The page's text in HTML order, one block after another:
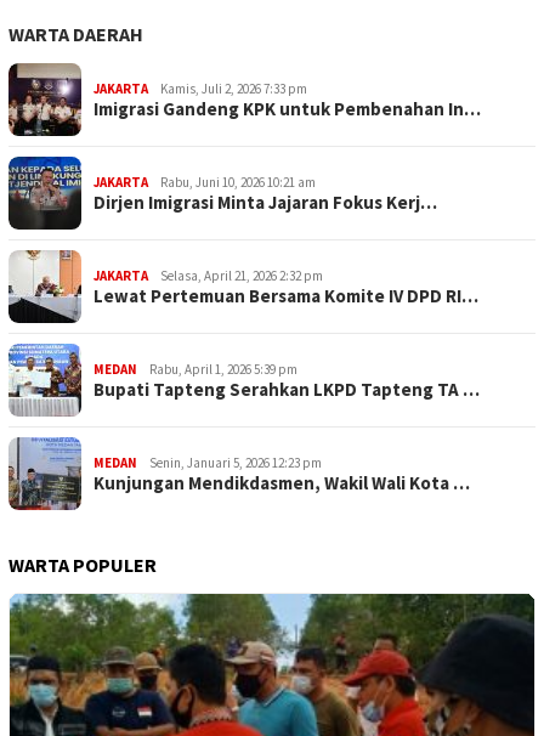
WARTA DAERAH
JAKARTA Kamis, Juli 2, 2026 7:33 pm
Imigrasi Gandeng KPK untuk Pembenahan In…
JAKARTA Rabu, Juni 10, 2026 10:21 am
Dirjen Imigrasi Minta Jajaran Fokus Kerj…
JAKARTA Selasa, April 21, 2026 2:32 pm
Lewat Pertemuan Bersama Komite IV DPD RI…
MEDAN Rabu, April 1, 2026 5:39 pm
Bupati Tapteng Serahkan LKPD Tapteng TA …
MEDAN Senin, Januari 5, 2026 12:23 pm
Kunjungan Mendikdasmen, Wakil Wali Kota …
WARTA POPULER